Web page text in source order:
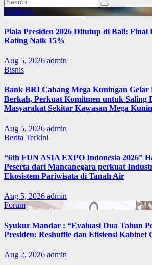
Olahraga
Piala Presiden 2026 Ditutup di Bali: Final
Rating Naik 15%
Aug 5, 2026 admin
Bisnis
Bank BRI Cabang Mega Kuningan Gelar
Berkah, Perkuat Komitmen untuk Saling
Masyarakat Sekitar Kawasan Mega
Aug 5, 2026 admin
Berita Terkini
“6th FUN ASIA EXPO Indonesia 2026”
Peserta dari Mancanegara perkuat
Ekosistem Pariwisata di Tanah Air
Aug 5, 2026 admin
Forum
Syukur Mandar : “Evaluasi Dua Tahun
Presiden: Reshuffle dan Efisiensi Kabinet
Aug 2, 2026 admin